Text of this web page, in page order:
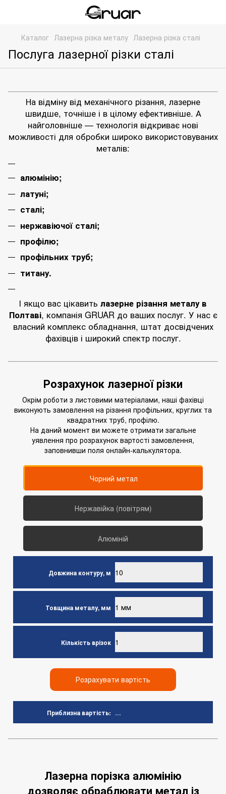
Каталог Лазерна різка металу Лазерна різка сталі
Послуга лазерної різки сталі
На відміну від механічного різання, лазерне
швидше, точніше і в цілому ефективніше. А
найголовніше — технологія відкриває нові
можливості для обробки широко використовуваних
металів:
алюмінію;
латуні;
сталі;
нержавіючої сталі;
профілю;
профільних труб;
титану.
І якщо вас цікавить лазерне різання металу в
Полтаві, компанія GRUAR до ваших послуг. У нас є
власний комплекс обладнання, штат досвідчених
фахівців і широкий спектр послуг.
Розрахунок лазерної різки
Окрім роботи з листовими матеріалами, наші фахівці
виконують замовлення на різання профільних, круглих та
квадратних труб, профілю.
На даний момент ви можете отримати загальне
уявлення про розрахунок вартості замовлення,
заповнивши поля онлайн-калькулятора.
Чорний метал
Нержавійка (повітрям)
Алюміній
Довжина контуру, м
Товщина металу, мм
Кількість врізок
Розрахувати вартість
Приблизна вартість: ...
Лазерна порізка алюмінію
дозволяє обраблювати метал із